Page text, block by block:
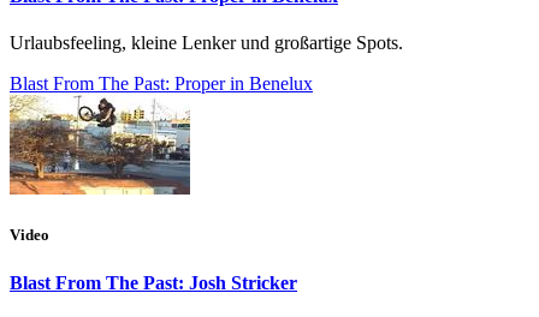
Urlaubsfeeling, kleine Lenker und großartige Spots.
Blast From The Past: Proper in Benelux
Video
Blast From The Past: Josh Stricker